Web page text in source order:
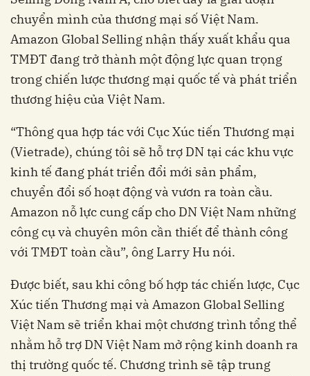
chuyển mình của thương mại số Việt Nam.
Amazon Global Selling nhận thấy xuất khẩu qua
TMĐT đang trở thành một động lực quan trọng
trong chiến lược thương mại quốc tế và phát triển
thương hiệu của Việt Nam.
“Thông qua hợp tác với Cục Xúc tiến Thương mại
(Vietrade), chúng tôi sẽ hỗ trợ DN tại các khu vực
kinh tế đang phát triển đổi mới sản phẩm,
chuyển đổi số hoạt động và vươn ra toàn cầu.
Amazon nỗ lực cung cấp cho DN Việt Nam những
công cụ và chuyên môn cần thiết để thành công
với TMĐT toàn cầu”, ông Larry Hu nói.
Được biết, sau khi công bố hợp tác chiến lược, Cục
Xúc tiến Thương mại và Amazon Global Selling
Việt Nam sẽ triển khai một chương trình tổng thể
nhằm hỗ trợ DN Việt Nam mở rộng kinh doanh ra
thị trường quốc tế. Chương trình sẽ tập trung